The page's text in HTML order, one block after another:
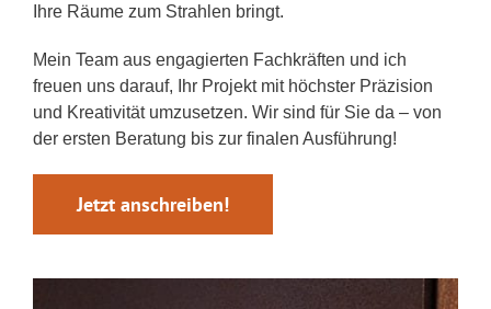
Ihre Räume zum Strahlen bringt.
Mein Team aus engagierten Fachkräften und ich
freuen uns darauf, Ihr Projekt mit höchster Präzision
und Kreativität umzusetzen. Wir sind für Sie da – von
der ersten Beratung bis zur finalen Ausführung!
Jetzt anschreiben!